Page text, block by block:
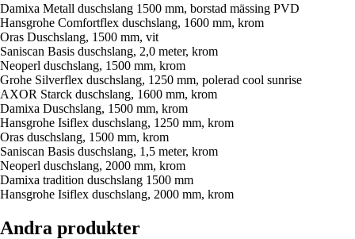
Damixa Metall duschslang 1500 mm, borstad mässing PVD
Hansgrohe Comfortflex duschslang, 1600 mm, krom
Oras Duschslang, 1500 mm, vit
Saniscan Basis duschslang, 2,0 meter, krom
Neoperl duschslang, 1500 mm, krom
Grohe Silverflex duschslang, 1250 mm, polerad cool sunrise
AXOR Starck duschslang, 1600 mm, krom
Damixa Duschslang, 1500 mm, krom
Hansgrohe Isiflex duschslang, 1250 mm, krom
Oras duschslang, 1500 mm, krom
Saniscan Basis duschslang, 1,5 meter, krom
Neoperl duschslang, 2000 mm, krom
Damixa tradition duschslang 1500 mm
Hansgrohe Isiflex duschslang, 2000 mm, krom
Andra produkter